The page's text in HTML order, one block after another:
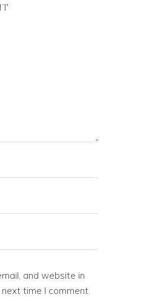
and website in
time I comment.